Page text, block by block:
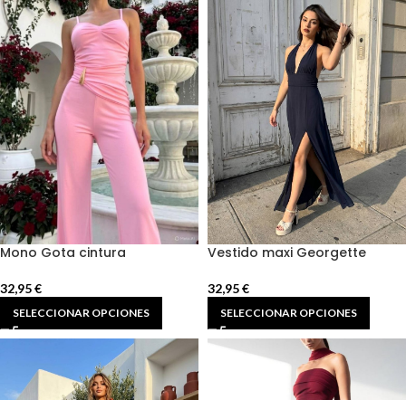
Mono Gota cintura
32,95€
SELECCIONAR OPCIONES
Vestido maxi Georgette
32,95€
SELECCIONAR OPCIONES